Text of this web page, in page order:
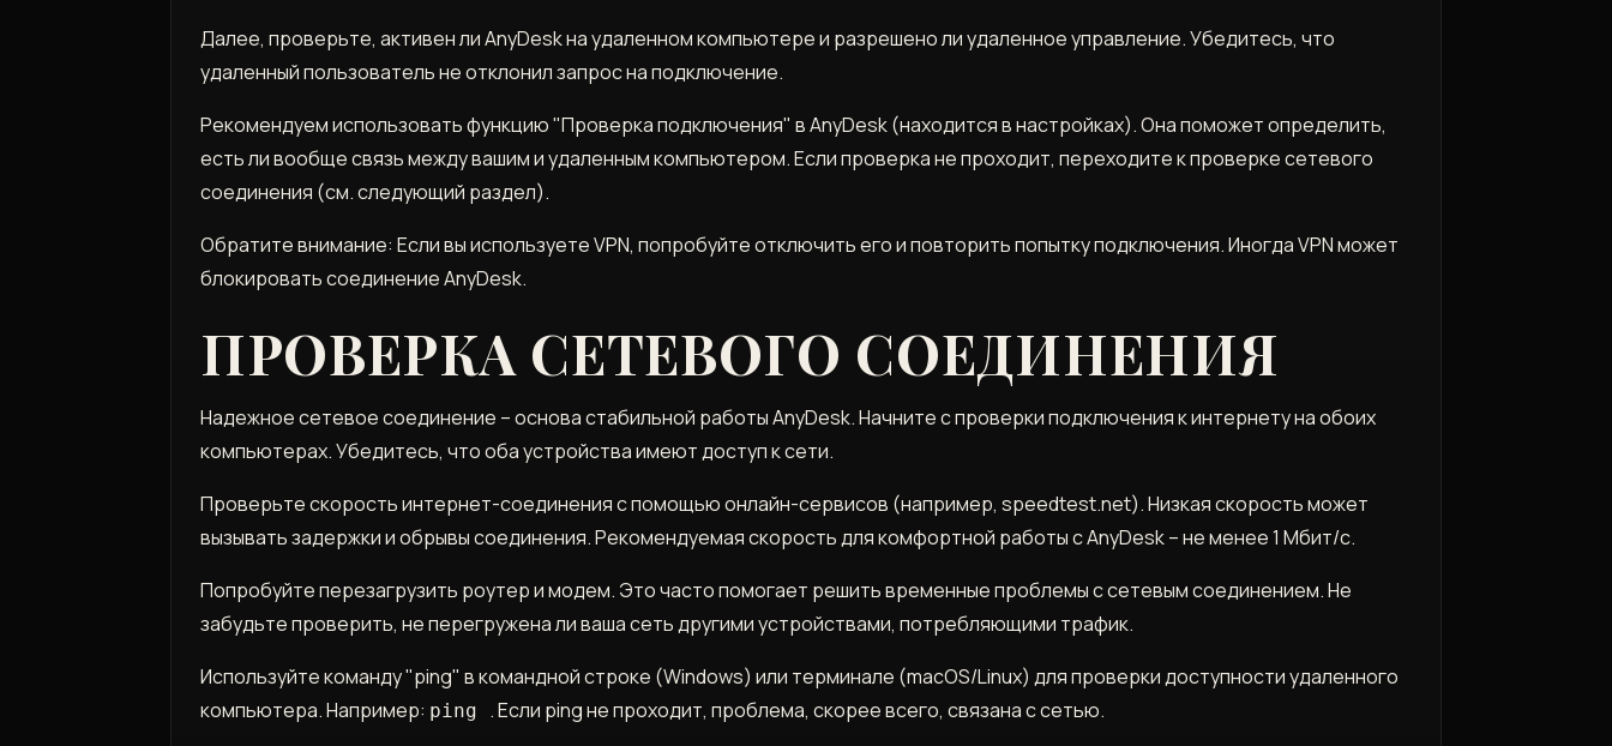
Далее, проверьте, активен ли AnyDesk на удаленном компьютере и разрешено ли удаленное управление. Убедитесь, что
удаленный пользователь не отклонил запрос на подключение.
Рекомендуем использовать функцию "Проверка подключения" в AnyDesk (находится в настройках). Она поможет определить,
есть ли вообще связь между вашим и удаленным компьютером. Если проверка не проходит, переходите к проверке сетевого
соединения (см. следующий раздел).
Обратите внимание: Если вы используете VPN, попробуйте отключить его и повторить попытку подключения. Иногда VPN может
блокировать соединение AnyDesk.
ПРОВЕРКА СЕТЕВОГО СОЕДИНЕНИЯ
Надежное сетевое соединение – основа стабильной работы AnyDesk. Начните с проверки подключения к интернету на обоих
компьютерах. Убедитесь, что оба устройства имеют доступ к сети.
Проверьте скорость интернет-соединения с помощью онлайн-сервисов (например, speedtest.net). Низкая скорость может
вызывать задержки и обрывы соединения. Рекомендуемая скорость для комфортной работы с AnyDesk – не менее 1 Мбит/с.
Попробуйте перезагрузить роутер и модем. Это часто помогает решить временные проблемы с сетевым соединением. Не
забудьте проверить, не перегружена ли ваша сеть другими устройствами, потребляющими трафик.
Используйте команду "ping" в командной строке (Windows) или терминале (macOS/Linux) для проверки доступности удаленного
компьютера. Например: ping . Если ping не проходит, проблема, скорее всего, связана с сетью.